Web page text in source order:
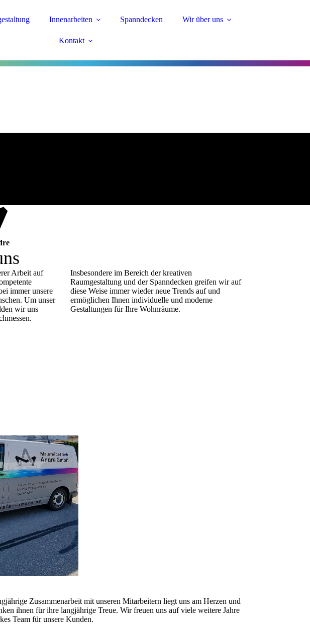
Innenarbeiten Spanndecken Wir über uns
Kontakt
Arbeit auf
immer unsere
Um unser
wir uns
Insbesondere im Bereich der kreativen
Raumgestaltung und der Spanndecken greifen wir auf
diese Weise immer wieder neue Trends auf und
ermöglichen Ihnen individuelle und moderne
Gestaltungen für Ihre Wohnräume.
Zusammenarbeit mit unseren Mitarbeitern liegt uns am Herzen und
ihnen für ihre langjährige Treue. Wir freuen uns auf viele weitere Jahre
Team für unsere Kunden.